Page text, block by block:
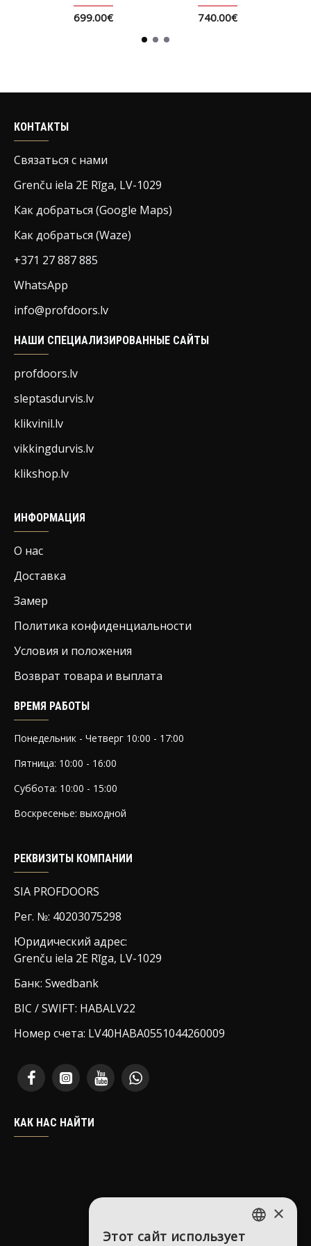
699.00€ 740.00€
КОНТАКТЫ
Связаться с нами
Grenču iela 2E Rīga, LV-1029
Как добраться (Google Maps)
Как добраться (Waze)
+371 27 887 885
WhatsApp
info@profdoors.lv
НАШИ СПЕЦИАЛИЗИРОВАННЫЕ САЙТЫ
profdoors.lv
sleptasdurvis.lv
klikvinil.lv
vikkingdurvis.lv
klikshop.lv
ИНФОРМАЦИЯ
О нас
Доставка
Замер
Политика конфиденциальности
Условия и положения
Возврат товара и выплата
ВРЕМЯ РАБОТЫ
Понедельник - Четверг 10:00 - 17:00
Пятница: 10:00 - 16:00
Суббота: 10:00 - 15:00
Воскресенье: выходной
РЕКВИЗИТЫ КОМПАНИИ
SIA PROFDOORS
Рег. №: 40203075298
Юридический адрес:
Grenču iela 2E Rīga, LV-1029
Банк: Swedbank
BIC / SWIFT: HABALV22
Номер счета: LV40HABA0551044260009
КАК НАС НАЙТИ
×
Этот сайт использует